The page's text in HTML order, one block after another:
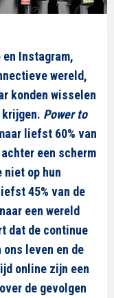
en Instagram,
wereld,
konden wisselen
krijgen. Power to
liefst 60% van
een scherm
niet op hun
45% van de
een wereld
dat de continue
leven en de
online zijn een
de gevolgen